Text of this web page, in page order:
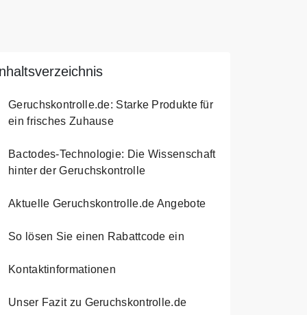
Geruchskontrolle.de: Starke Produkte für
ein frisches Zuhause
Bactodes-Technologie: Die Wissenschaft
hinter der Geruchskontrolle
Aktuelle Geruchskontrolle.de Angebote
So lösen Sie einen Rabattcode ein
Kontaktinformationen
Unser Fazit zu Geruchskontrolle.de